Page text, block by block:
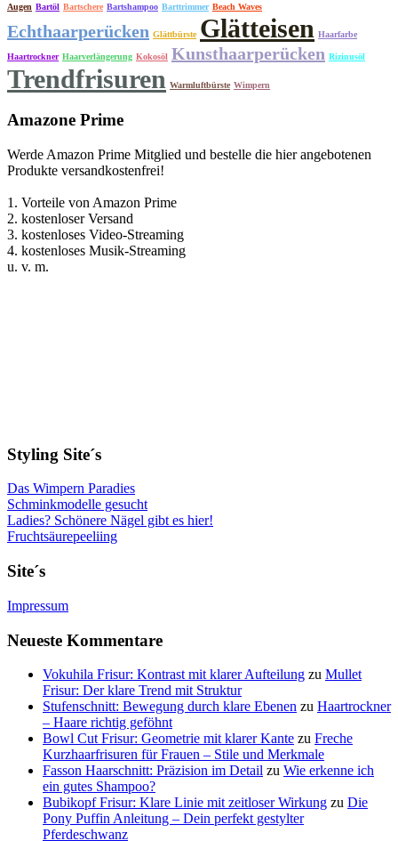
Augen Bartöl Bartschere Bartshampoo Barttrimmer Beach Waves
Echthaarperücken Glättbürste Glätteisen Haarfarbe
Haartrockner Haarverlängerung Kokosöl Kunsthaarperücken Rizinusöl
Trendfrisuren Warmluftbürste Wimpern
Amazone Prime
Werde Amazon Prime Mitglied und bestelle die hier angebotenen
Produkte versandkostenfrei!
1. Vorteile von Amazon Prime
2. kostenloser Versand
3. kostenloses Video-Streaming
4. kostenloses Musik-Streaming
u. v. m.
Styling Site´s
Das Wimpern Paradies
Schminkmodelle gesucht
Ladies? Schönere Nägel gibt es hier!
Fruchtsäurepeeliing
Site´s
Impressum
Neueste Kommentare
Vokuhila Frisur: Kontrast mit klarer Aufteilung zu Mullet
Frisur: Der klare Trend mit Struktur
Stufenschnitt: Bewegung durch klare Ebenen zu Haartrockner
– Haare richtig geföhnt
Bowl Cut Frisur: Geometrie mit klarer Kante zu Freche
Kurzhaarfrisuren für Frauen – Stile und Merkmale
Fasson Haarschnitt: Präzision im Detail zu Wie erkenne ich
ein gutes Shampoo?
Bubikopf Frisur: Klare Linie mit zeitloser Wirkung zu Die
Pony Puffin Anleitung – Dein perfekt gestylter
Pferdeschwanz